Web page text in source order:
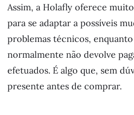
Assim, a Holafly oferece
para se adaptar a possíveis
problemas técnicos, enquanto
normalmente não devolve
efetuados. É algo que, sem
presente antes de comprar.